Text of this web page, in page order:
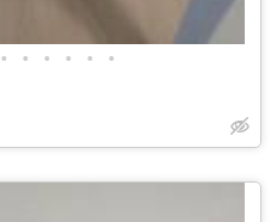
• • • • • •